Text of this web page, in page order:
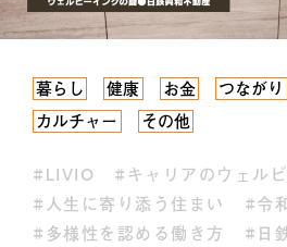
暮らし 健康 お金 つながり
カルチャー
その他
#LIVIO
#キャリアのウェル
#人生に寄り添う住まい
#令
#多様性を認める働き方
#日